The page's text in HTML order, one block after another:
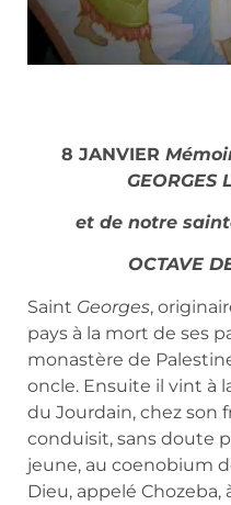
8 JANVIER
GEORGES
et de notre
OCTAVE
Saint Georges,
pays à la mort de ses
monastère de
oncle. Ensuite il vint à
du Jourdain, chez son
conduisit, sans doute
jeune, au coenobium
Dieu, appelé